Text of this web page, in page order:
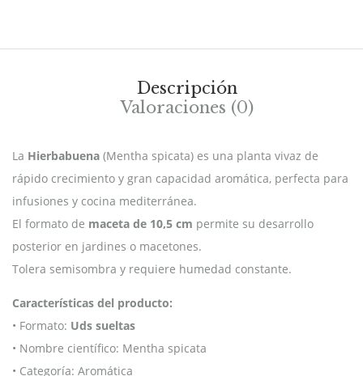
Descripción
Valoraciones (0)
La Hierbabuena (Mentha spicata) es una planta vivaz de
rápido crecimiento y gran capacidad aromática, perfecta para
infusiones y cocina mediterránea.
El formato de maceta de 10,5 cm permite su desarrollo
posterior en jardines o macetones.
Tolera semisombra y requiere humedad constante.
Características del producto:
• Formato: Uds sueltas
• Nombre científico: Mentha spicata
• Categoría: Aromática